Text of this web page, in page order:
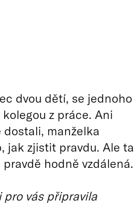
dvou dětí, se jednoho
z práce. Ani
manželka
jak zjistit pravdu. Ale ta
hodně vzdálená.
vás připravila